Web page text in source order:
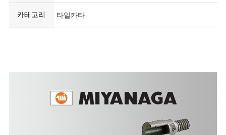
카테고리 타일카타